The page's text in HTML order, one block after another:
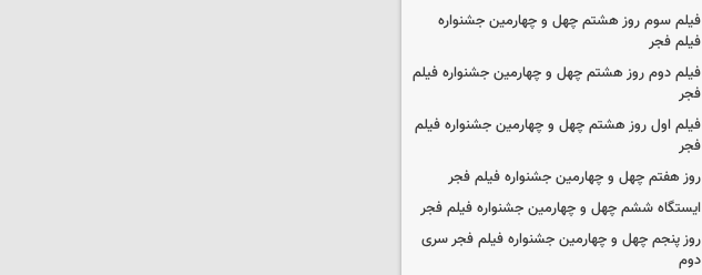
فیلم سوم روز هشتم چهل و چهارمین جشنواره
فیلم فجر
فیلم دوم روز هشتم چهل و چهارمین جشنواره فیلم
فجر
فیلم اول روز هشتم چهل و چهارمین جشنواره فیلم
فجر
روز هفتم چهل و چهارمین جشنواره فیلم فجر
ایستگاه ششم چهل و چهارمین جشنواره فیلم فجر
روز پنجم چهل و چهارمین جشنواره فیلم فجر سری
دوم